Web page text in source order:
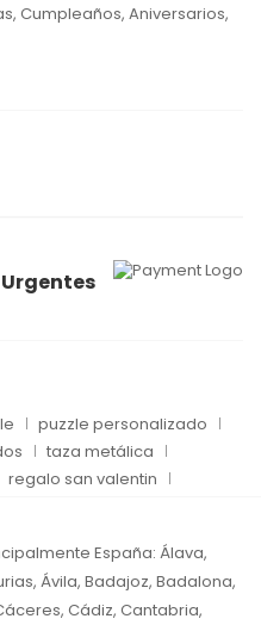
Cumpleaños, Aniversarios,
puzzle personalizado
taza metálica
regalo san valentin
España: Álava,
Ávila, Badajoz, Badalona,
Cádiz, Cantabria,